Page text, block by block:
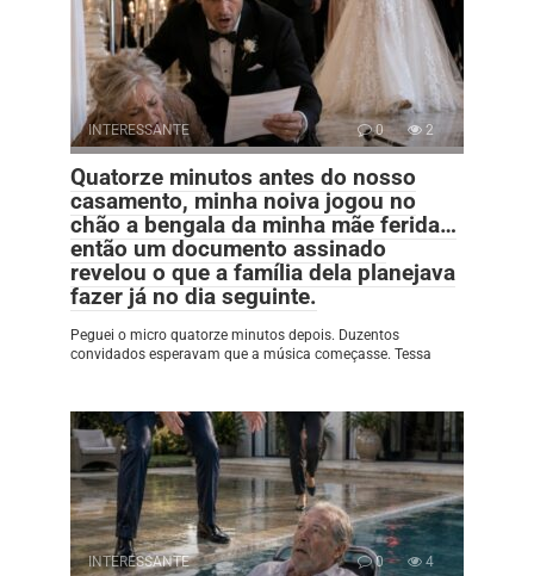
INTERESSANTE 0 2
Quatorze minutos antes do nosso
casamento, minha noiva jogou no
chão a bengala da minha mãe ferida…
então um documento assinado
revelou o que a família dela planejava
fazer já no dia seguinte.
Peguei o micro quatorze minutos depois. Duzentos
convidados esperavam que a música começasse. Tessa
INTERESSANTE 0 4